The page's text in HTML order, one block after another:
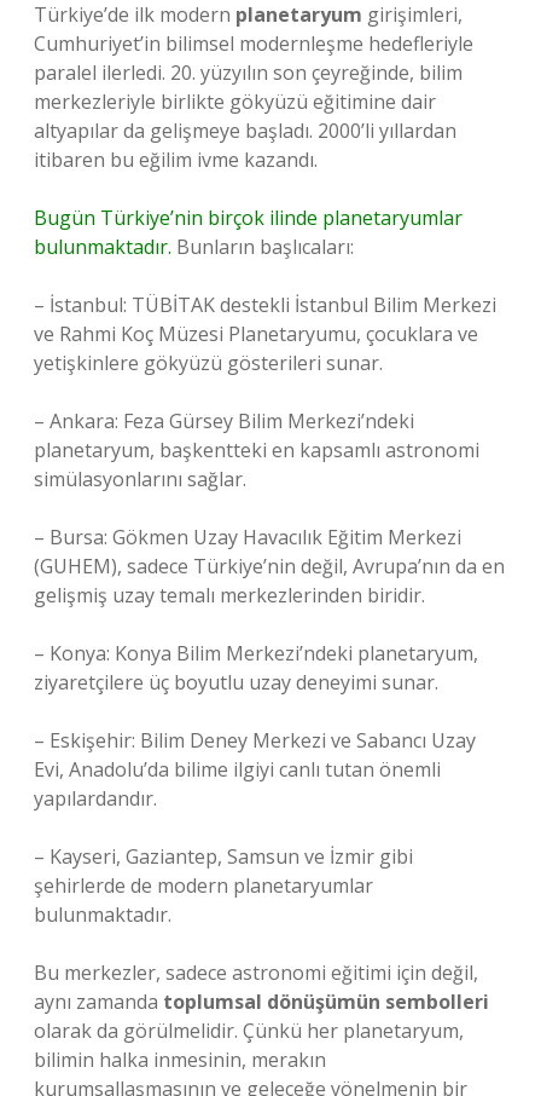
Türkiye’de ilk modern planetaryum girişimleri,
Cumhuriyet’in bilimsel modernleşme hedefleriyle
paralel ilerledi. 20. yüzyılın son çeyreğinde, bilim
merkezleriyle birlikte gökyüzü eğitimine dair
altyapılar da gelişmeye başladı. 2000’li yıllardan
itibaren bu eğilim ivme kazandı.
Bugün Türkiye’nin birçok ilinde planetaryumlar
bulunmaktadır. Bunların başlıcaları:
– İstanbul: TÜBİTAK destekli İstanbul Bilim Merkezi
ve Rahmi Koç Müzesi Planetaryumu, çocuklara ve
yetişkinlere gökyüzü gösterileri sunar.
– Ankara: Feza Gürsey Bilim Merkezi’ndeki
planetaryum, başkentteki en kapsamlı astronomi
simülasyonlarını sağlar.
– Bursa: Gökmen Uzay Havacılık Eğitim Merkezi
(GUHEM), sadece Türkiye’nin değil, Avrupa’nın da en
gelişmiş uzay temalı merkezlerinden biridir.
– Konya: Konya Bilim Merkezi’ndeki planetaryum,
ziyaretçilere üç boyutlu uzay deneyimi sunar.
– Eskişehir: Bilim Deney Merkezi ve Sabancı Uzay
Evi, Anadolu’da bilime ilgiyi canlı tutan önemli
yapılardandır.
– Kayseri, Gaziantep, Samsun ve İzmir gibi
şehirlerde de modern planetaryumlar
bulunmaktadır.
Bu merkezler, sadece astronomi eğitimi için değil,
aynı zamanda toplumsal dönüşümün sembolleri
olarak da görülmelidir. Çünkü her planetaryum,
bilimin halka inmesinin, merakın
kurumsallaşmasının ve geleceğe yönelmenin bir